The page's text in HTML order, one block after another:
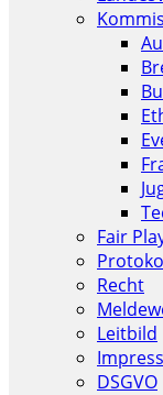
Fair
Recht
Leitbild
DSGVO